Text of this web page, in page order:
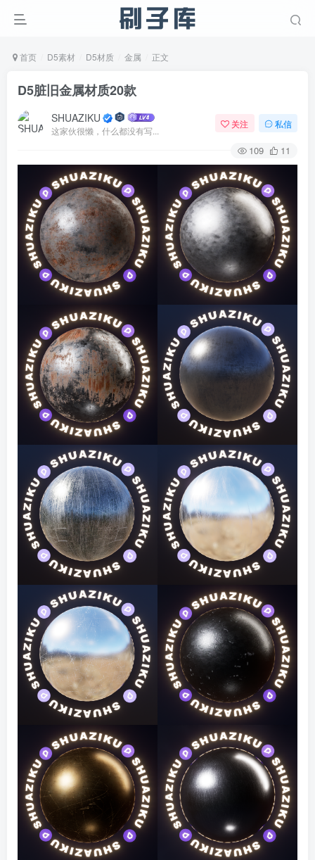
首页 D5素材 D5材质 金属 正文
D5脏旧金属材质20款
SHUAZIKU
这家伙很懒，什么都没有写...
关注 私信
109 11